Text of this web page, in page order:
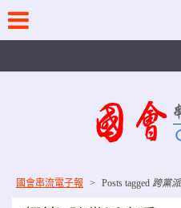
content
國會串流電子報 > Posts tagged 跨黨